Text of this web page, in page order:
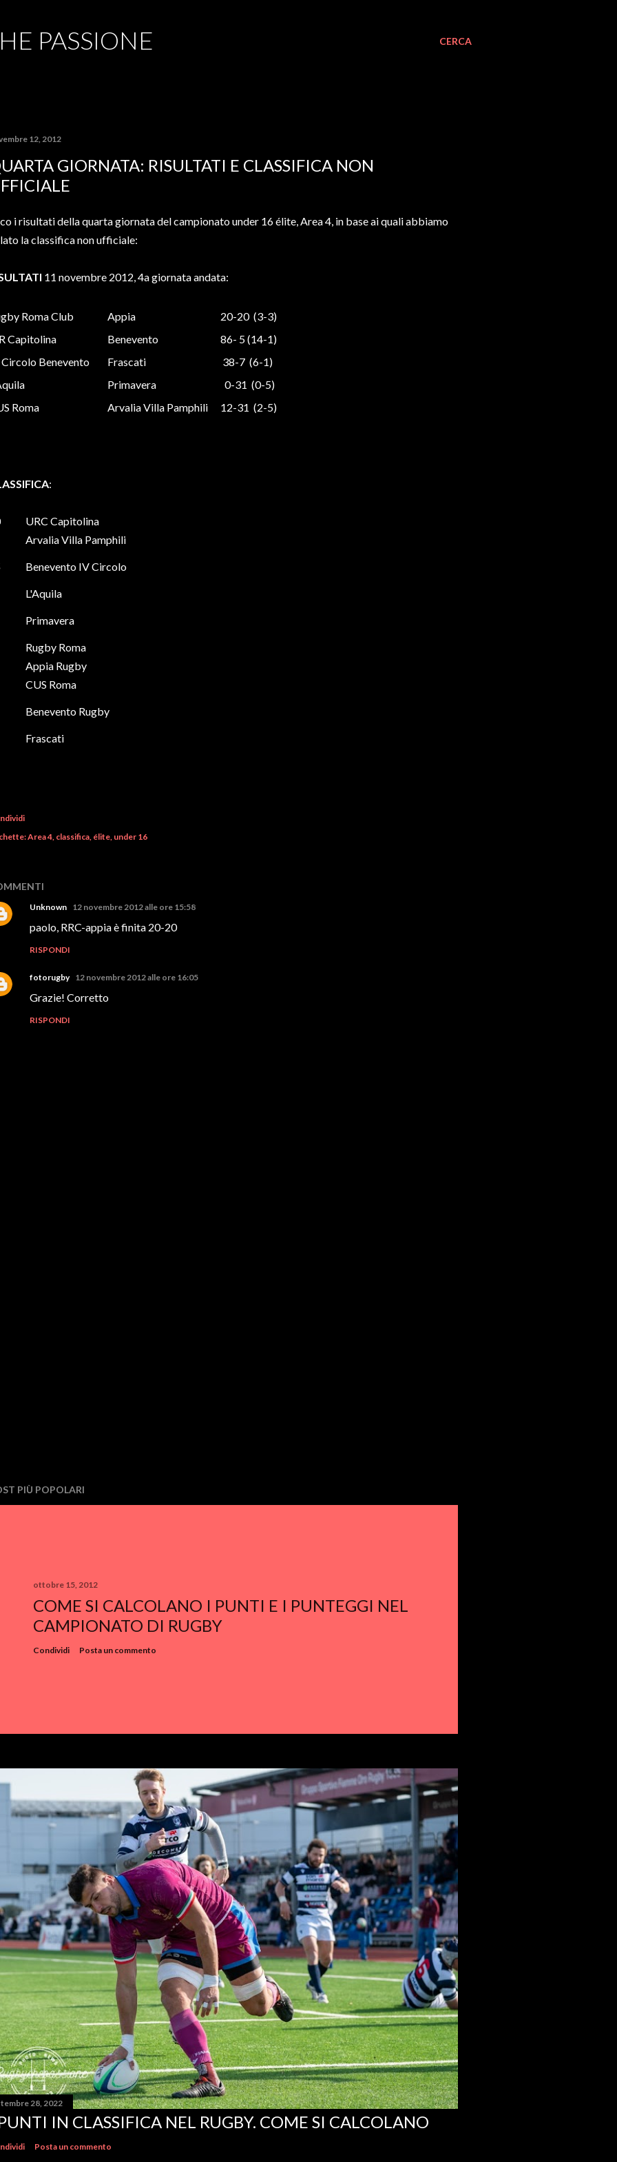
CERCA
PASSIONE
12, 2012
GIORNATA: RISULTATI E CLASSIFICA NON
i risultati della quarta giornata del campionato under 16 élite, Area 4, in base ai quali abbiamo
la classifica non ufficiale:
11 novembre 2012, 4a giornata andata:
Roma Club Appia
20-20 (3-3)
Capitolina
Benevento
86- 5 (14-1)
Benevento
Frascati
38-7 (6-1)
Primavera
0-31 (0-5)
Roma
Arvalia Villa Pamphili 12-31 (2-5)
:
URC Capitolina
Arvalia Villa Pamphili
Benevento IV Circolo
L'Aquila
Primavera
Rugby Roma
Appia Rugby
CUS Roma
Benevento Rugby
Frascati
Area 4 classifica élite under 16
Unknown 12 novembre 2012 alle ore 15:58
paolo, RRC-appia è finita 20-20
RISPONDI
fotorugby 12 novembre 2012 alle ore 16:05
Grazie! Corretto
RISPONDI
PIÙ POPOLARI
ottobre 15, 2012
COME SI CALCOLANO I PUNTI E I PUNTEGGI NEL
CAMPIONATO DI RUGBY
Condividi Posta un commento
28, 2022
IN CLASSIFICA NEL RUGBY. COME SI CALCOLANO
Posta un commento